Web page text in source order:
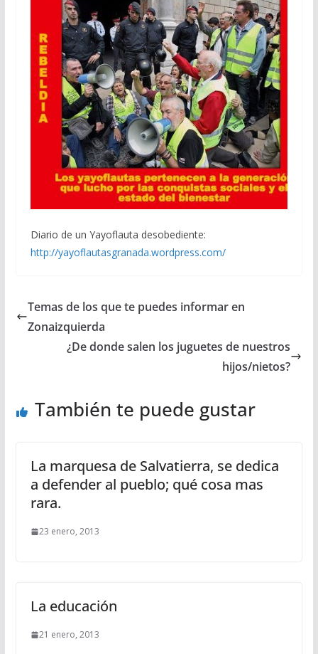
Diario de un Yayoflauta desobediente:
http://yayoflautasgranada.wordpress.com/
Temas de los que te puedes informar en
Zonaizquierda
¿De donde salen los juguetes de nuestros
hijos/nietos?
También te puede gustar
La marquesa de Salvatierra, se dedica
a defender al pueblo; qué cosa mas
rara.
23 enero, 2013
La educación
21 enero, 2013